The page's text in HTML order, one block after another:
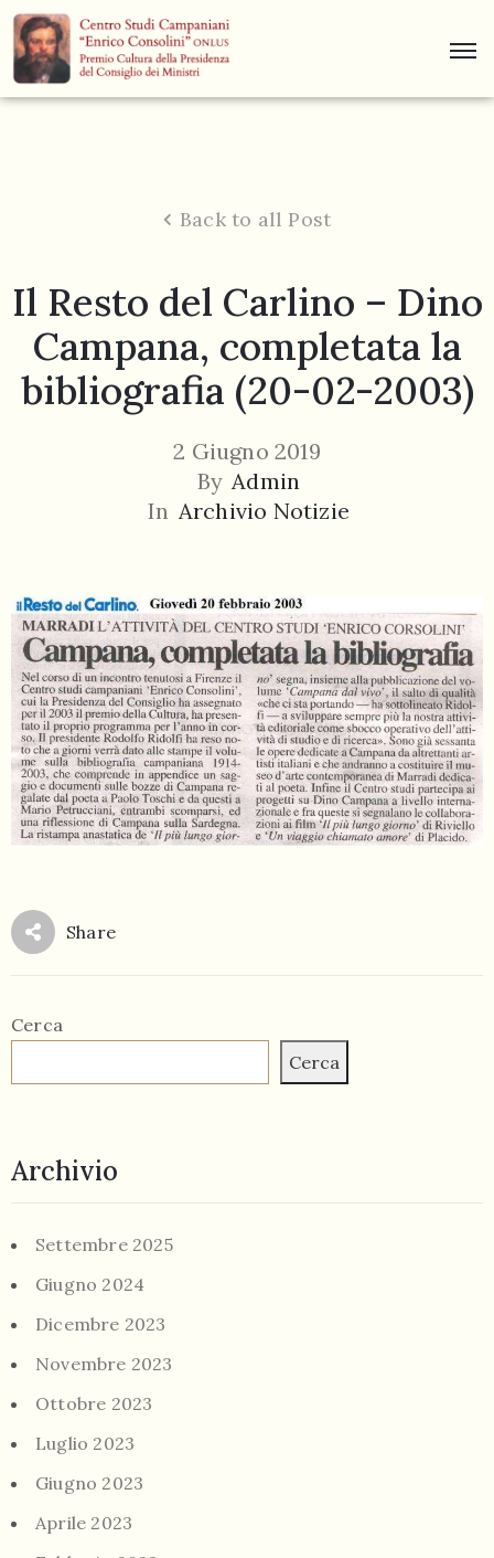
Centro
Museo
Curiosità
Contatti
055
804
5943
centrocampana@tiscali.it
Back to all Post
Il Resto del Carlino – Dino
Campana, completata la
bibliografia (20-02-2003)
2 Giugno 2019
By Admin
In Archivio Notizie
Share
Cerca
Cerca
Archivio
Settembre 2025
Giugno 2024
Dicembre 2023
Novembre 2023
Ottobre 2023
Luglio 2023
Giugno 2023
Aprile 2023